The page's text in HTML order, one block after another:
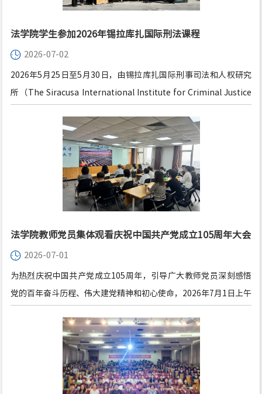
法学院学生参加2026年锡拉库扎国际刑法课程
2026-07-02
2026年5月25日至5月30日，由锡拉库扎国际刑事司法和人权研究
所（The Siracusa International Institute for Criminal Justice
专门课程”（Specialization Course in International Criminal
Law for Young Penalists）顺利举行。本届课程主题为“国际刑事
司法、危害人类罪与过渡时期司法”（International Criminal
Justice, Crimes Against Humanity and Transitional
Justice），采用线下授课与线上参与相结合的方式开展。北京师范
法学院教师党员集体观看庆祝中国共产党成立105周年大会
直播2026-07-01
为热烈庆祝中国共产党成立105周年，引导广大教师党员深刻感悟
党的百年奋斗历程、伟大建党精神和初心使命，2026年7月1日上午
庆祝中国共产党成立105周年大会现场直播，法学院党政领导班子
成员、教工党员代表共同参加本次活动。